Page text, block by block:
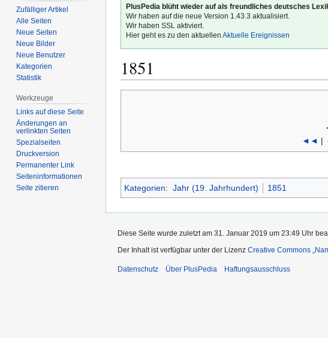
PlusPedia blüht wieder auf als freundliches deutsches
Wir haben auf die neue Version 1.43.3 aktualisiert.
Wir haben SSL aktiviert.
Hier geht es zu den aktuellenAktuelle Ereignissen
1851
◄◄ |
Kategorien: Jahr (19. Jahrhundert) 1851
Zufälliger Artikel
Alle Seiten
Neue Seiten
Neue Bilder
Neue Benutzer
Kategorien
Statistik
Werkzeuge
Links auf diese Seite
Änderungen an
verlinkten Seiten
Spezialseiten
Druckversion
Permanenter Link
Seiten­­informationen
Seite zitieren
Diese Seite wurde zuletzt am 31. Januar 2019 um 23:49 Uhr
Der Inhalt ist verfügbar unter der Lizenz Creative Commons
Datenschutz Über PlusPedia Haftungsausschluss